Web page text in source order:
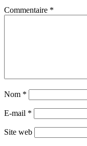
Commentaire *
Nom *
E-mail *
Site web